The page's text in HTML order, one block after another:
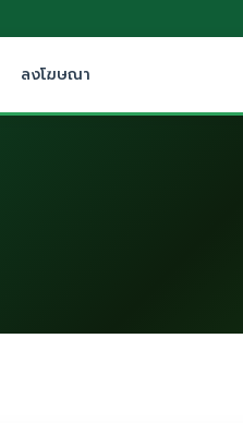
ลงโฆษณา